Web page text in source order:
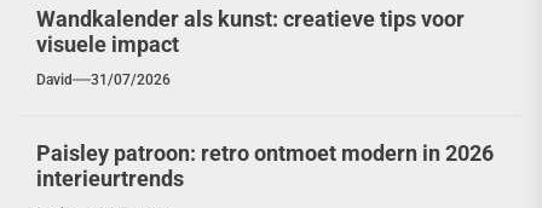
Wandkalender als kunst: creatieve tips voor
visuele impact
David 31/07/2026
Paisley patroon: retro ontmoet modern in 2026
interieurtrends